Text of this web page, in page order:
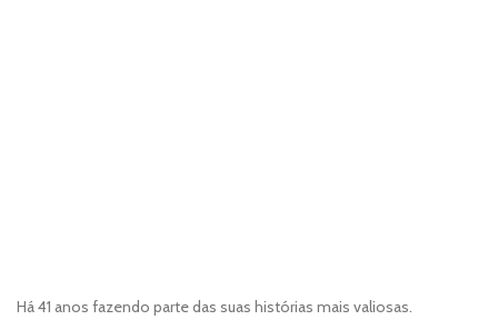
Há 41 anos fazendo parte das suas histórias mais valiosas.